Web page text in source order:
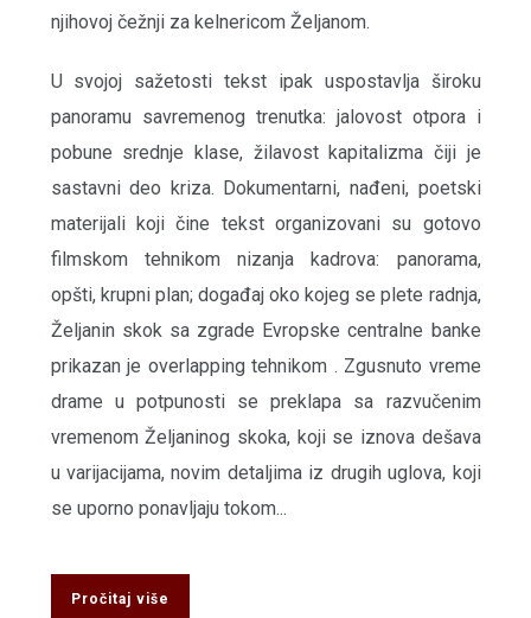
njihovoj čežnji za kelnericom Željanom.
U svojoj sažetosti tekst ipak uspostavlja široku
panoramu savremenog trenutka: jalovost otpora i
pobune srednje klase, žilavost kapitalizma čiji je
sastavni deo kriza. Dokumentarni, nađeni, poetski
materijali koji čine tekst organizovani su gotovo
filmskom tehnikom nizanja kadrova: panorama,
opšti, krupni plan; događaj oko kojeg se plete radnja,
Željanin skok sa zgrade Evropske centralne banke
prikazan je overlapping tehnikom . Zgusnuto vreme
drame u potpunosti se preklapa sa razvučenim
vremenom Željaninog skoka, koji se iznova dešava
u varijacijama, novim detaljima iz drugih uglova, koji
se uporno ponavljaju tokom...
Pročitaj više